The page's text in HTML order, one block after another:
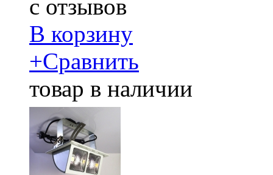
c отзывов
В корзину
+Сравнить
товар в наличии